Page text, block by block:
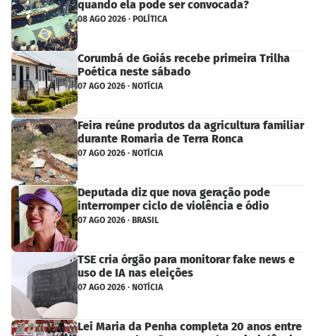
quando ela pode ser convocada?
08 AGO 2026 · POLÍTICA
Corumbá de Goiás recebe primeira Trilha
Poética neste sábado
07 AGO 2026 · NOTÍCIA
Feira reúne produtos da agricultura familiar
durante Romaria de Terra Ronca
07 AGO 2026 · NOTÍCIA
Deputada diz que nova geração pode
interromper ciclo de violência e ódio
07 AGO 2026 · BRASIL
TSE cria órgão para monitorar fake news e
uso de IA nas eleições
07 AGO 2026 · NOTÍCIA
Lei Maria da Penha completa 20 anos entre